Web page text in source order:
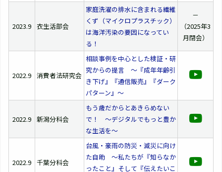
2023.9 衣生活部会
家庭洗濯の排水に含まれる繊維
くず（マイクロプラスチック）
は海洋汚染の要因になってい
る！
－
（2025年3
月閉会）
2022.9 消費者法研究会
相談事例を中心とした検証・研
究からの提言 ～『成年年齢引
き下げ』『通信販売』『ダーク
パターン』～
2022.9 新潟分科会
もう歳だからとあきらめない
で！ ～デジタルでもっと豊か
な生活を～
2022.9 千葉分科会
台風・豪雨の防災・減災に向け
た自助 ～私たちが『知らなか
ったこと』そして『伝えたいこ